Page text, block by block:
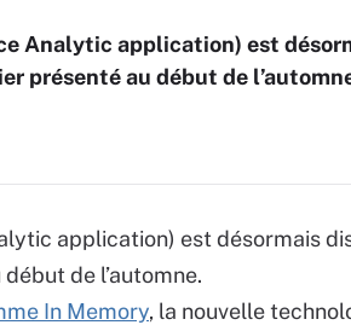
Analytic application) est
présenté au début de
application) est désormais
de l’automne.
In Memory, la nouvelle